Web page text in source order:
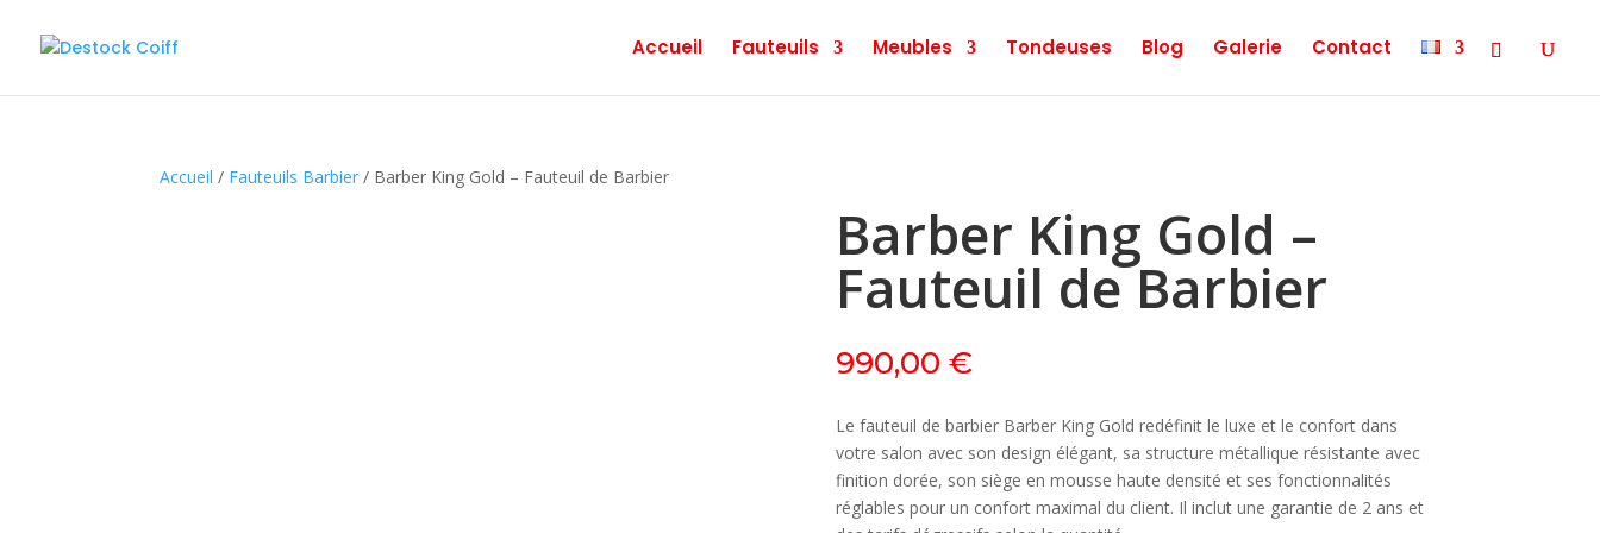
Accueil Fauteuils Meubles Tondeuses Blog Galerie Contact
Accueil / Fauteuils Barbier / Barber King Gold – Fauteuil de Barbier
Barber King Gold –
Fauteuil de Barbier
990,00 €
Le fauteuil de barbier Barber King Gold redéfinit le luxe et le confort dans
votre salon avec son design élégant, sa structure métallique résistante avec
finition dorée, son siège en mousse haute densité et ses fonctionnalités
réglables pour un confort maximal du client. Il inclut une garantie de 2 ans et